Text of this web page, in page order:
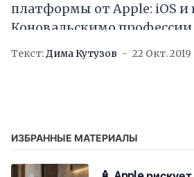
платформы от Apple: iOS и
Коновальскимо
образовании, работе, играх
Текст: Дима Кутузов 22 Окт. 2019
ИЗБРАННЫЕ МАТЕРИАЛЫ